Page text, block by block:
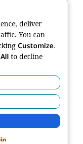
deliver
You can
Customize.
to decline